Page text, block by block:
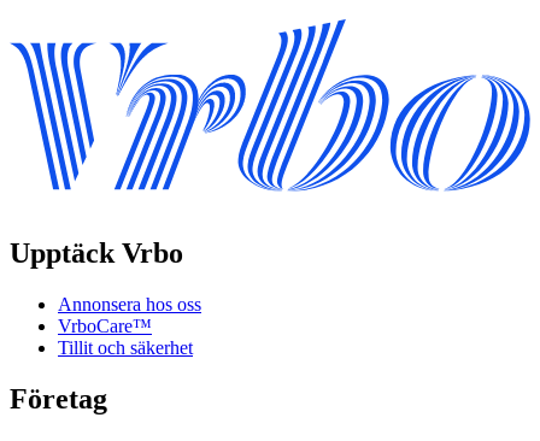
Upptäck Vrbo
Annonsera hos oss
VrboCare™
Tillit och säkerhet
Företag